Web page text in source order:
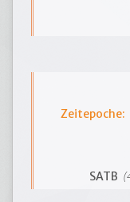
Zeitepoche:
SATB